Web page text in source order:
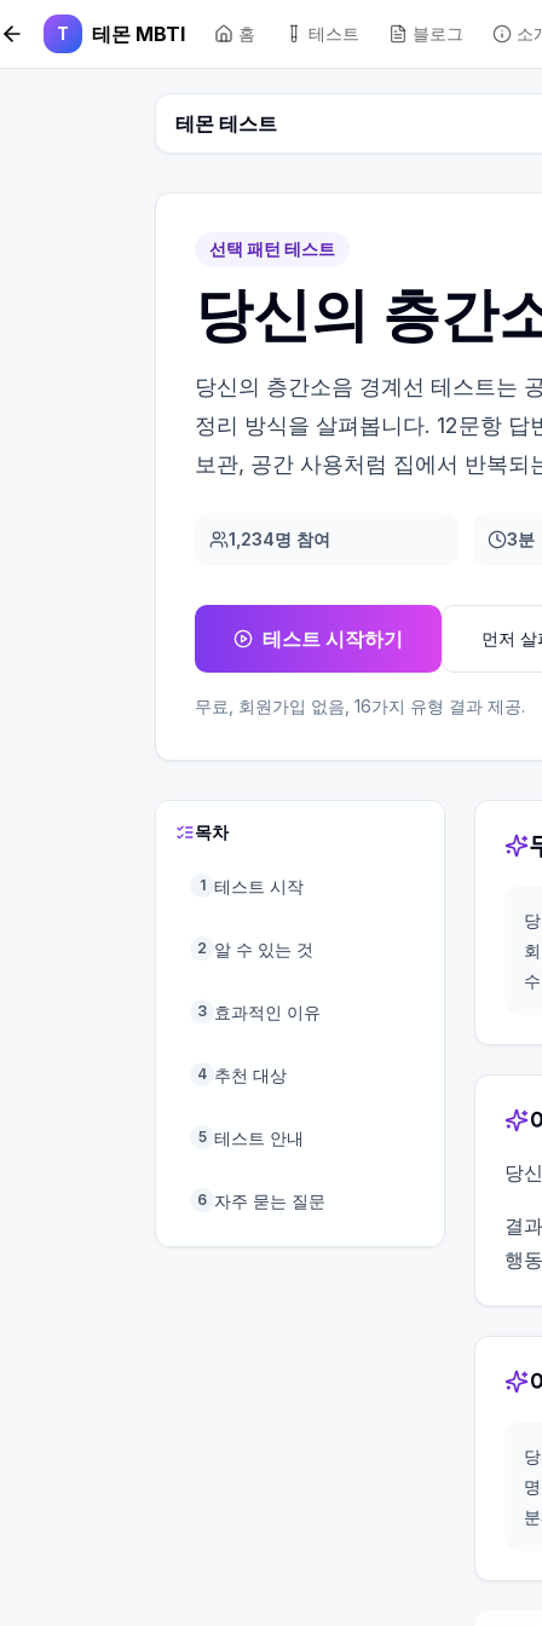
본문 바로가기
T 테몬 MBTI 홈 테스트 블로그 소
테몬 테스트
선택 패턴 테스트
당신의 층간
당신의 층간소음 경계선 테스트는
정리 방식을 살펴봅니다. 12문항
보관, 공간 사용처럼 집에서 반복
1,234명 참여 3분
테스트 시작하기 먼저 살
무료, 회원가입 없음, 16가지 유형 결과 제공.
목차
1 테스트 시작
2 알 수 있는 것
3 효과적인 이유
4 추천 대상
5 테스트 안내
6 자주 묻는 질문
당
결
행